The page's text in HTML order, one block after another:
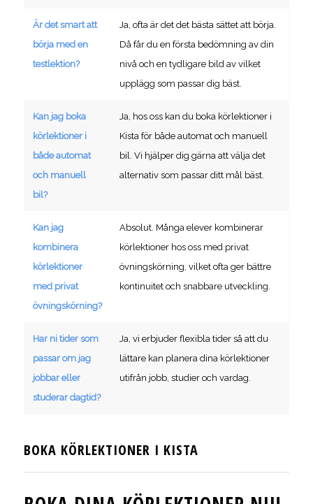
Är det smart att
börja med en
testlektion?
Ja, ofta är det det bästa sättet att börja.
Då får du en första bedömning av din
nivå och en tydligare bild av vilket
upplägg som passar dig bäst.
Kan jag boka
körlektioner i
både automat
och manuell
bil?
Ja, hos oss kan du boka körlektioner i
Kista för både automat och manuell
bil. Vi hjälper dig gärna att välja det
alternativ som passar ditt mål bäst.
Kan jag
kombinera
körlektioner
med privat
övningskörning?
Absolut. Många elever kombinerar
körlektioner hos oss med privat
övningskörning, vilket ofta ger bättre
kontinuitet och snabbare utveckling.
Har ni tider som
passar om jag
jobbar eller
studerar dagtid?
Ja, vi erbjuder flexibla tider så att du
lättare kan planera dina körlektioner
utifrån jobb, studier och vardag.
BOKA KÖRLEKTIONER I KISTA